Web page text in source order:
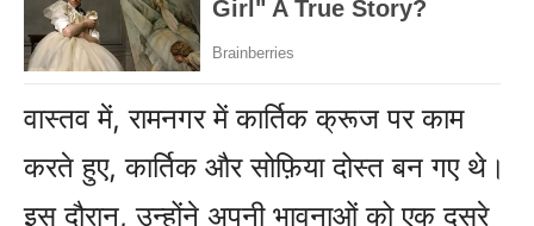
वास्तव में, रामनगर में कार्तिक क्रूज पर काम
करते हुए, कार्तिक और सोफ़िया दोस्त बन गए थे।
इस दौरान, उन्होंने अपनी भावनाओं को एक दूसरे